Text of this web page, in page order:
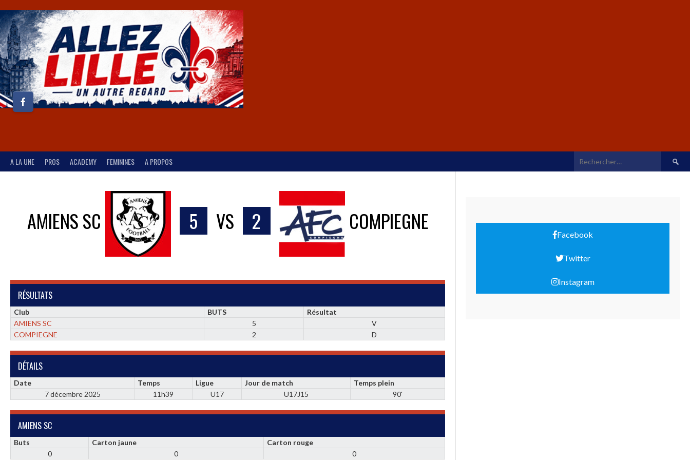
A LA UNE PROS ACADEMY FEMININES A PROPOS
AMIENS SC 5 VS 2 COMPIEGNE
RÉSULTATS
Club BUTS
Résultat
AMIENS SC
5
V
COMPIEGNE
2 D
DÉTAILS
Date Temps Ligue Jour de match
Temps plein
7 décembre 2025
11h39 U17 U17J15 90'
AMIENS SC
Buts Carton jaune
Carton rouge
0
0 0
Facebook
Twitter
Instagram